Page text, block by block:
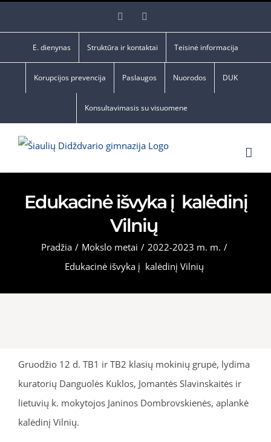
Facebook
E. dienynas Struktūra ir kontaktai Teisinė informacija
Korupcijos prevencija Paslaugos Nuorodos DUK
Konsultavimasis su visuomene
Edukacinė išvyka į kalėdinį
Vilnių
Pradžia / Mokslo metai / 2022-2023 m. m. /
Edukacinė išvyka į kalėdinį Vilnių
Gruodžio 12 d. TB1 ir TB2 klasių mokinių grupė, lydima
kuratorių Danguolės Kuklos, Jomantės Slavinskaitės ir
lietuvių k. mokytojos Janinos Dombrovskienės, aplankė
kalėdinį Vilnių.